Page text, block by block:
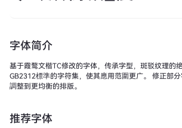
字体简介
基于霞鹜文楷TC修改的字体，传承字型，斑驳纹理的
GB2312標準的字符集，使其應用范圍更广。 修正部分
調整到更均衡的排版。
推荐字体